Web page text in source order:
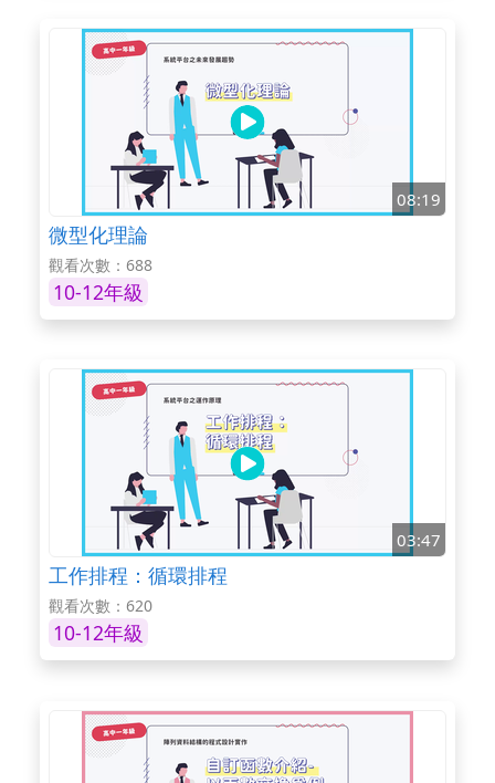
08:19
微型化理論
觀看次數：688
10-12年級
03:47
工作排程：循環排程
觀看次數：620
10-12年級